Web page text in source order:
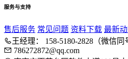
服务与支持
售后服务 常见问题 资料下载 最新
王经理： 158-5180-2828（微信同
786272872@qq.com